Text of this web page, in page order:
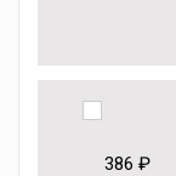
386 ₽